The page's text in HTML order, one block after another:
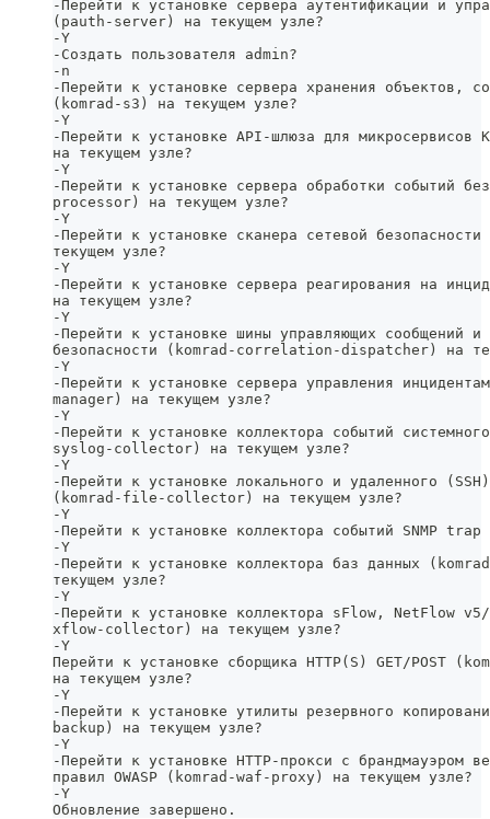
-Перейти к установке сервера аутентификации и
(pauth-server) на текущем узле?
-Y
-Cоздать пользователя admin?
-n
-Перейти к установке сервера хранения объектов,
(komrad-s3) на текущем узле?
-Y
-Перейти к установке API-шлюза для микросервисов
на текущем узле?
-Y
-Перейти к установке сервера обработки событий
processor) на текущем узле?
-Y
-Перейти к установке сканера сетевой
текущем узле?
-Y
-Перейти к установке сервера реагирования на
на текущем узле?
-Y
-Перейти к установке шины управляющих сообщений и
безопасности (komrad-correlation-dispatcher) на
-Y
-Перейти к установке сервера управления
manager) на текущем узле?
-Y
-Перейти к установке коллектора событий
syslog-collector) на текущем узле?
-Y
-Перейти к установке локального и удаленного
(komrad-file-collector) на текущем узле?
-Y
-Перейти к установке коллектора событий SNMP
-Y
-Перейти к установке коллектора баз данных
текущем узле?
-Y
-Перейти к установке коллектора sFlow, NetFlow
xflow-collector) на текущем узле?
-Y
Перейти к установке сборщика HTTP(S) GET/POST
на текущем узле?
-Y
-Перейти к установке утилиты резервного
backup) на текущем узле?
-Y
-Перейти к установке HTTP-прокси с брандмауэром
правил OWASP (komrad-waf-proxy) на текущем узле?
-Y
Обновление завершено.